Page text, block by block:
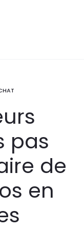
pas
de
en